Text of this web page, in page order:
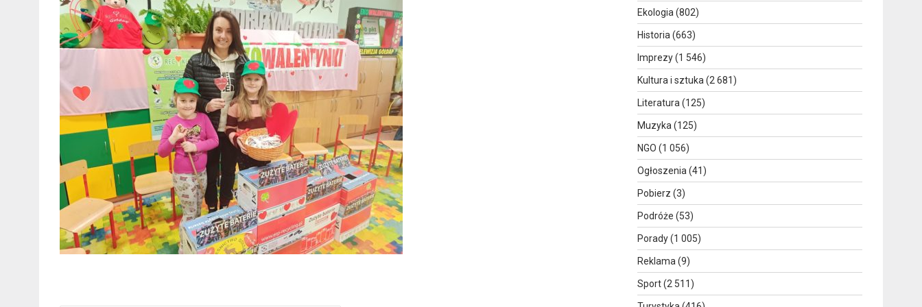
Ekologia (802)
Historia (663)
Imprezy(1 546)
Kultura i sztuka (2 681)
Literatura (125)
Muzyka (125)
NGO (1 056)
Ogłoszenia (41)
Pobierz (3)
Podróże (53)
Porady(1 005)
Reklama (9)
Sport(2 511)